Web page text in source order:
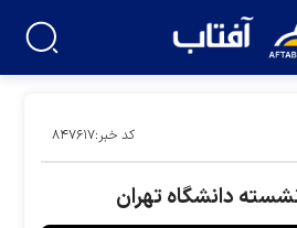
کد خبر:۸۴۷۶۱۷
دانشگاه تهران